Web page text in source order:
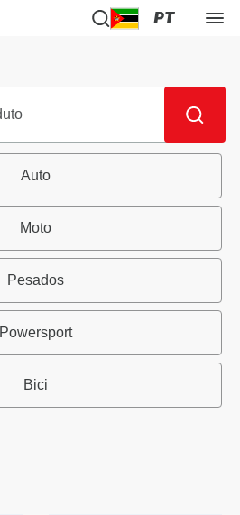
PT
Auto
Moto
Pesados
Powersport
Bici